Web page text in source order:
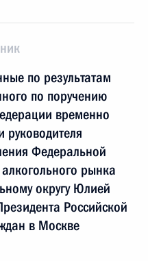
по результатам
по поручению
временно
Федеральной
рынка
округу Юлией
Российской
в Москве